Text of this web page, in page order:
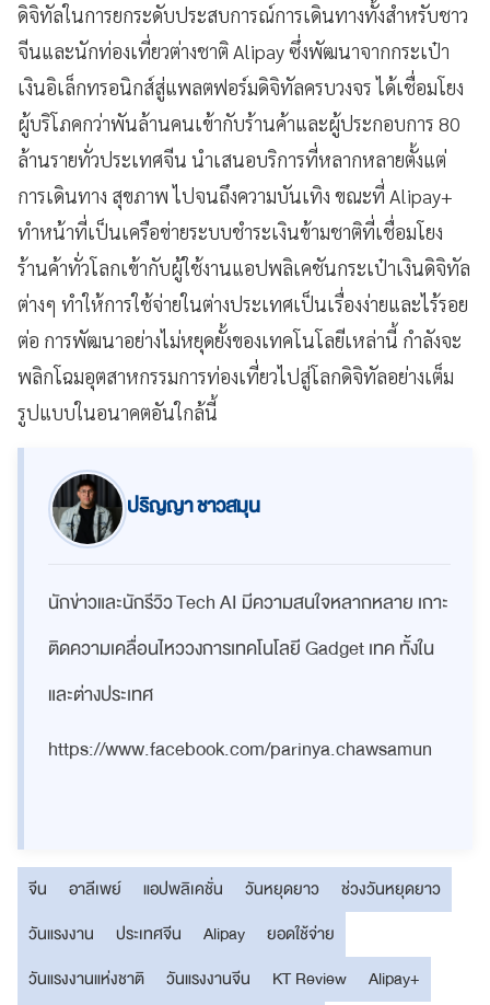
ดิจิทัลในการยกระดับประสบการณ์การเดินทางทั้งสำหรับชาว
จีนและนักท่องเที่ยวต่างชาติ Alipay ซึ่งพัฒนาจากกระเป๋า
เงินอิเล็กทรอนิกส์สู่แพลตฟอร์มดิจิทัลครบวงจร ได้เชื่อมโยง
ผู้บริโภคกว่าพันล้านคนเข้ากับร้านค้าและผู้ประกอบการ 80
ล้านรายทั่วประเทศจีน นำเสนอบริการที่หลากหลายตั้งแต่
การเดินทาง สุขภาพ ไปจนถึงความบันเทิง ขณะที่ Alipay+
ทำหน้าที่เป็นเครือข่ายระบบชำระเงินข้ามชาติที่เชื่อมโยง
ร้านค้าทั่วโลกเข้ากับผู้ใช้งานแอปพลิเคชันกระเป๋าเงินดิจิทัล
ต่างๆ ทำให้การใช้จ่ายในต่างประเทศเป็นเรื่องง่ายและไร้รอย
ต่อ การพัฒนาอย่างไม่หยุดยั้งของเทคโนโลยีเหล่านี้ กำลังจะ
พลิกโฉมอุตสาหกรรมการท่องเที่ยวไปสู่โลกดิจิทัลอย่างเต็ม
รูปแบบในอนาคตอันใกล้นี้
ปริญญา ชาวสมุน
นักข่าวและนักรีวิว Tech AI มีความสนใจหลากหลาย เกาะ
ติดความเคลื่อนไหววงการเทคโนโลยี Gadget เทค ทั้งใน
และต่างประเทศ
https://www.facebook.com/parinya.chawsamun
จีน อาลีเพย์ แอปพลิเคชั่น วันหยุดยาว
ช่วงวันหยุดยาว
วันแรงงาน
ประเทศจีน Alipay
ยอดใช้จ่าย
วันแรงงานแห่งชาติ
วันแรงงานจีน KT Review
Alipay+